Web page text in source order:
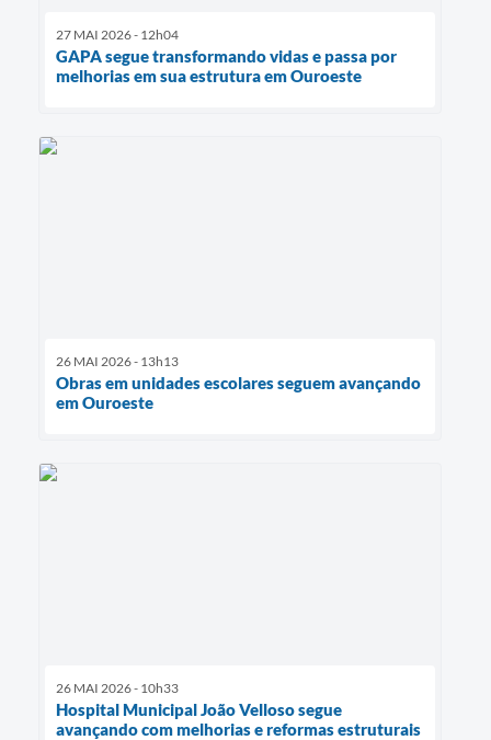
27 MAI 2026 - 12h04
GAPA segue transformando vidas e passa por
melhorias em sua estrutura em Ouroeste
26 MAI 2026 - 13h13
Obras em unidades escolares seguem avançando
em Ouroeste
26 MAI 2026 - 10h33
Hospital Municipal João Velloso segue
avançando com melhorias e reformas estruturais